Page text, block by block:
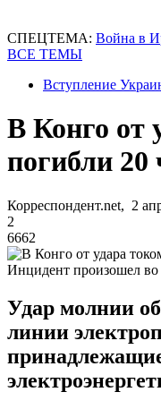
СПЕЦТЕМА: Война в
ВСЕ ТЕМЫ
Вступление
В Конго от
погибли 20
Корреспондент.net, 2
2
6662
Инцидент произошел во
Удар молнии
линии